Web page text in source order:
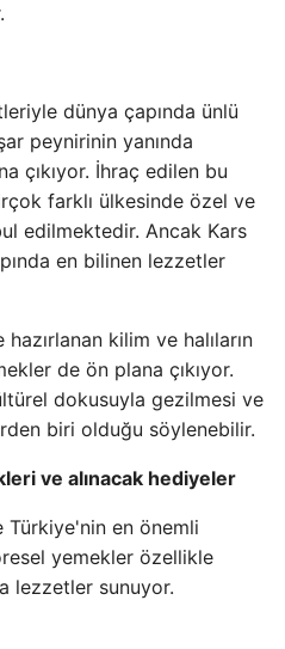
dünya çapında ünlü
peynirinin yanında
çıkıyor. İhraç edilen bu
farklı ülkesinde özel ve
edilmektedir. Ancak Kars
en bilinen lezzetler
kilim ve halıların
de ön plana çıkıyor.
dokusuyla gezilmesi ve
biri olduğu söylenebilir.
ve alınacak hediyeler
Türkiye'nin en önemli
yemekler özellikle
lezzetler sunuyor.